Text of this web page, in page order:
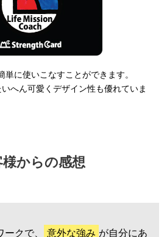
単に使いこなすことができます。
いへん可愛くデザイン性も優れていま
様からの感想
クで、 意外な強み が自分にあ